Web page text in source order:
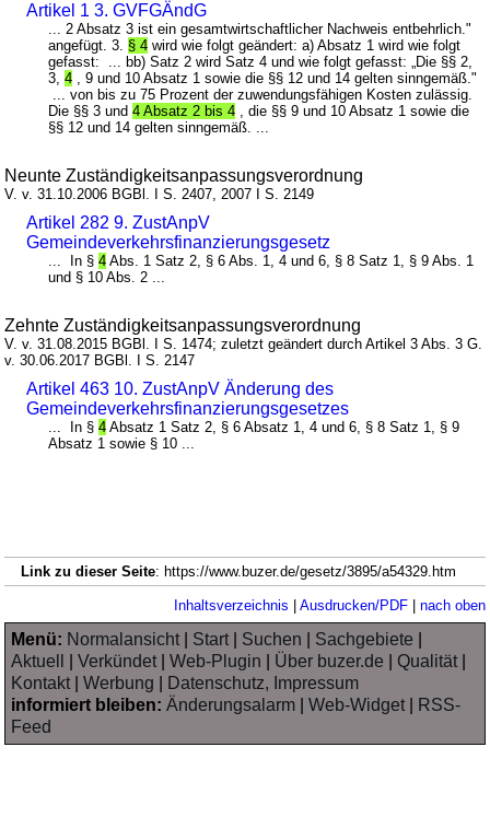
Artikel 1 3. GVFGÄndG
... 2 Absatz 3 ist ein gesamtwirtschaftlicher Nachweis entbehrlich."
angefügt. 3. § 4 wird wie folgt geändert: a) Absatz 1 wird wie folgt
gefasst: ... bb) Satz 2 wird Satz 4 und wie folgt gefasst: „Die §§ 2,
3,4 , 9 und 10 Absatz 1 sowie die §§ 12 und 14 gelten sinngemäß."
... von bis zu 75 Prozent der zuwendungsfähigen Kosten zulässig.
Die §§ 3 und4 Absatz 2 bis 4 , die §§ 9 und 10 Absatz 1 sowie die
§§ 12 und 14 gelten sinngemäß. ...
Neunte Zuständigkeitsanpassungsverordnung
V. v. 31.10.2006 BGBl. I S. 2407, 2007 I S. 2149
Artikel 282 9. ZustAnpV
Gemeindeverkehrsfinanzierungsgesetz
... In §4 Abs. 1 Satz 2, § 6 Abs. 1, 4 und 6, § 8 Satz 1, § 9 Abs. 1
und § 10 Abs. 2 ...
Zehnte Zuständigkeitsanpassungsverordnung
V. v. 31.08.2015 BGBl. I S. 1474; zuletzt geändert durch Artikel 3 Abs. 3 G.
v. 30.06.2017 BGBl. I S. 2147
Artikel 463 10. ZustAnpV Änderung des
Gemeindeverkehrsfinanzierungsgesetzes
... In §4 Absatz 1 Satz 2, § 6 Absatz 1, 4 und 6, § 8 Satz 1, § 9
Absatz 1 sowie § 10 ...
Link zu dieser Seite: https://www.buzer.de/gesetz/3895/a54329.htm
Inhaltsverzeichnis Ausdrucken/PDF| nach oben
Menü: Normalansicht| Start| Suchen Sachgebiete
Aktuell
|Verkündet|Web-Plugin Über buzer.de |Qualität|
Kontakt|Werbung
Datenschutz, Impressum
informiert bleiben: Änderungsalarm |Web-Widget|
RSS-
Feed